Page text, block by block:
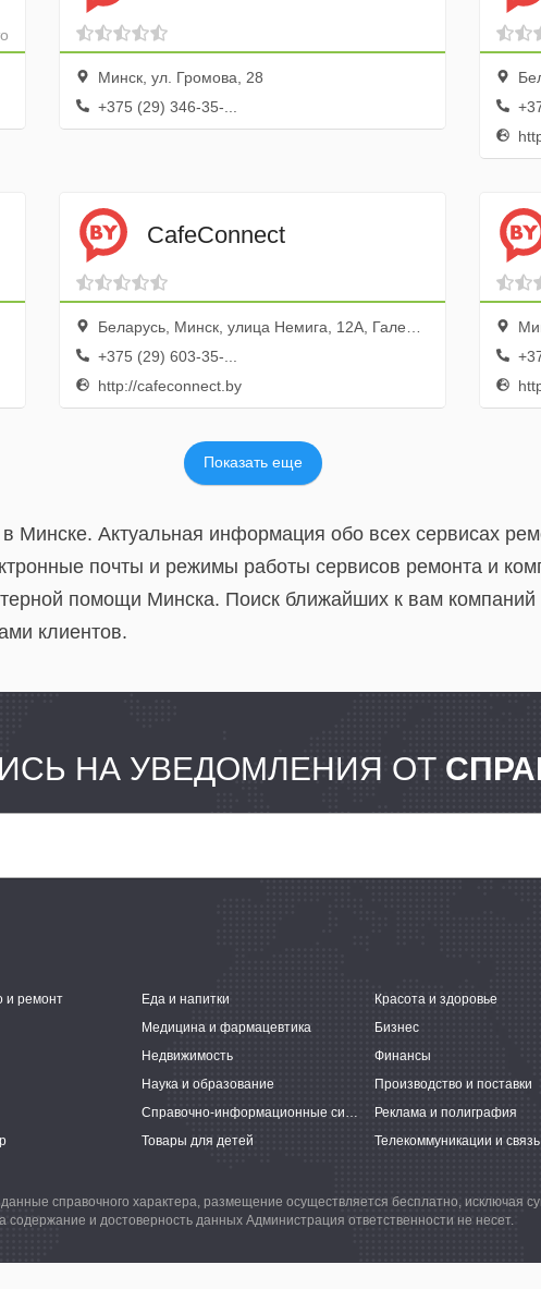
Минск, ул. Громова, 28
+375 (29) 346-35-...
CafeConnect
Беларусь, Минск, улица Немига, 12А, Галерея Элатио
+375 (29) 603-35-...
http://cafeconnect.by
Показать еще
Минске. Актуальная информация обо всех сервисах
почты и режимы работы сервисов ремонта и
помощи Минска. Поиск ближайших к вам компаний
клиентов.
НА УВЕДОМЛЕНИЯ ОТ
и ремонт Еда и напитки Красота и здоровье
Медицина и фармацевтика Бизнес
Недвижимость Финансы
Наука и образование Производство и поставки
Справочно-информационные системы Реклама и полиграфия
Товары для детей Телекоммуникации и связь
справочного характера, размещение осуществляется бесплатно, исключая
содержание и достоверность данных Администрация ответственности не несет.